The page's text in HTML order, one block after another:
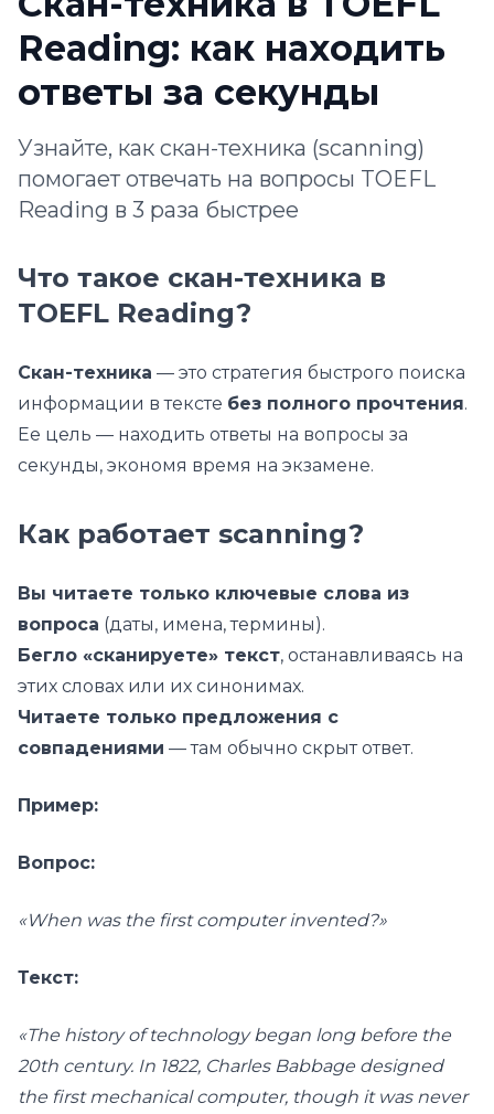
Reading: как находить
ответы за секунды
Узнайте, как скан-техника (scanning)
помогает отвечать на вопросы TOEFL
Reading в 3 раза быстрее
Что такое скан-техника в
TOEFL Reading?
Скан-техника — это стратегия быстрого поиска
информации в тексте без полного прочтения.
Ее цель — находить ответы на вопросы за
секунды, экономя время на экзамене.
Как работает scanning?
Вы читаете только ключевые слова из
вопроса (даты, имена, термины).
Бегло «сканируете» текст, останавливаясь на
этих словах или их синонимах.
Читаете только предложения с
совпадениями — там обычно скрыт ответ.
Пример:
Вопрос:
«When was the first computer invented?»
Текст:
«The history of technology began long before the
20th century. In 1822, Charles Babbage designed
the first mechanical computer, though it was never